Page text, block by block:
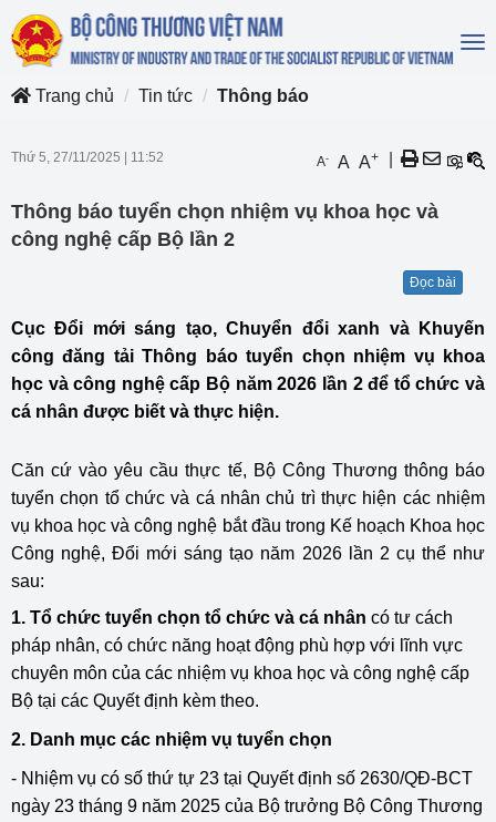
Trang chủ
Tin tức Thông báo
Thứ 5, 27/11/2025 11:52 A- A A+
Thông báo tuyển chọn nhiệm vụ khoa học và
công nghệ cấp Bộ lần 2
Đọc bài
Cục Đổi mới sáng tạo, Chuyển đổi xanh và Khuyến
công đăng tải Thông báo tuyển chọn nhiệm vụ khoa
học và công nghệ cấp Bộ năm 2026 lần 2 để tổ chức và
cá nhân được biết và thực hiện.
Căn cứ vào yêu cầu thực tế, Bộ Công Thương thông báo
tuyển chọn tổ chức và cá nhân chủ trì thực hiện các nhiệm
vụ khoa học và công nghệ bắt đầu trong Kế hoạch Khoa học
Công nghệ, Đổi mới sáng tạo năm 2026 lần 2 cụ thể như
sau:
1. Tổ chức tuyển chọn tổ chức và cá nhân có tư cách
pháp nhân, có chức năng hoạt động phù hợp với lĩnh vực
chuyên môn của các nhiệm vụ khoa học và công nghệ cấp
Bộ tại các Quyết định kèm theo.
2. Danh mục các nhiệm vụ tuyển chọn
- Nhiệm vụ có số thứ tự 23 tại Quyết định số 2630/QĐ-BCT
ngày 23 tháng 9 năm 2025 của Bộ trưởng Bộ Công Thương